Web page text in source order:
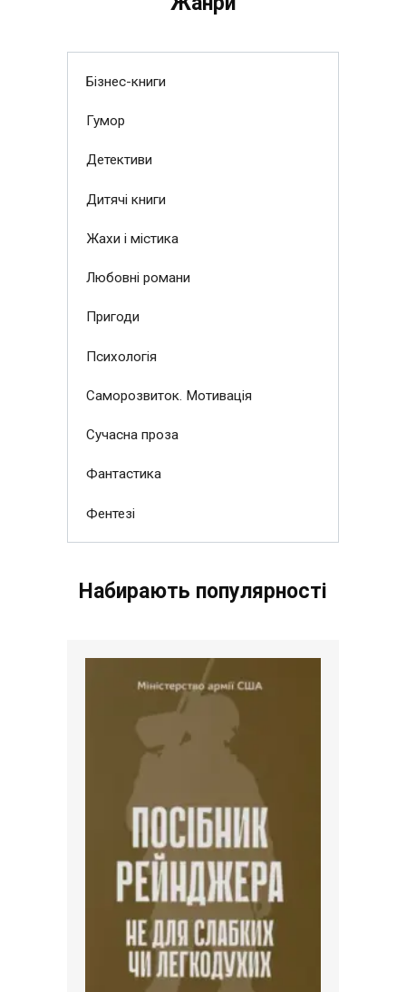
Бізнес-книги
Гумор
Детективи
Дитячі книги
Жахи і містика
Любовні романи
Пригоди
Психологія
Саморозвиток. Мотивація
Сучасна проза
Фантастика
Фентезі
Набирають популярності